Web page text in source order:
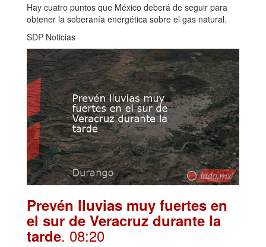
Hay cuatro puntos que México deberá de seguir para
obtener la soberanía energética sobre el gas natural.
SDP Noticias
Prevén lluvias muy fuertes en
el sur de Veracruz durante la
tarde. 08:20